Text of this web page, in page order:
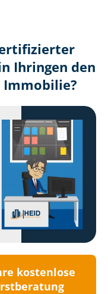
Ihringen den
kostenlose